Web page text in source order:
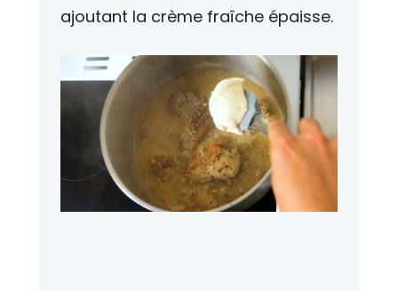
ajoutant la crème fraîche épaisse.